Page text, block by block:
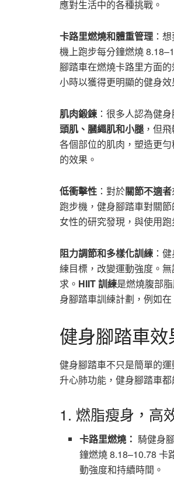
應對生活中的各種挑戰。
卡路里燃燒和體重管理 ：
機上跑步每分鐘燃燒
腳踏車在燃燒卡路里方面
小時以獲得更明顯的健身
肌肉鍛鍊：很多人認為健
頭肌、膕繩肌和小腿 ，但
各個部位的肌肉，塑造更
的效果。
低衝擊性 ：對於關節不適者
跑步機，健身腳踏車對關
女性的研究發現，與使用
阻力調節和多樣化訓練 ：
練目標，改變運動強度。
求。 HIIT 訓練是燃燒腹部
身腳踏車訓練計劃，例如在
健身腳踏車
健身腳踏車不只是簡單的
升心肺功能，健身腳踏車
1. 燃脂瘦身，高
卡路里燃燒： 騎健身
鐘燃燒 8.18–10.78 卡
動強度和持續時間。